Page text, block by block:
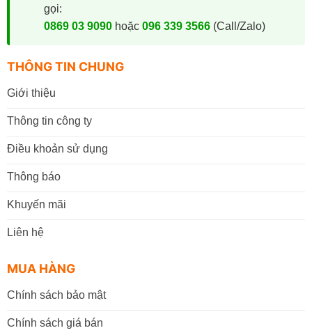
gọi:
0869 03 9090hoặc 096 339 3566(Call/Zalo)
THÔNG TIN CHUNG
Giới thiệu
Thông tin công ty
Điều khoản sử dụng
Thông báo
Khuyến mãi
Liên hệ
MUA HÀNG
Chính sách bảo mật
Chính sách giá bán